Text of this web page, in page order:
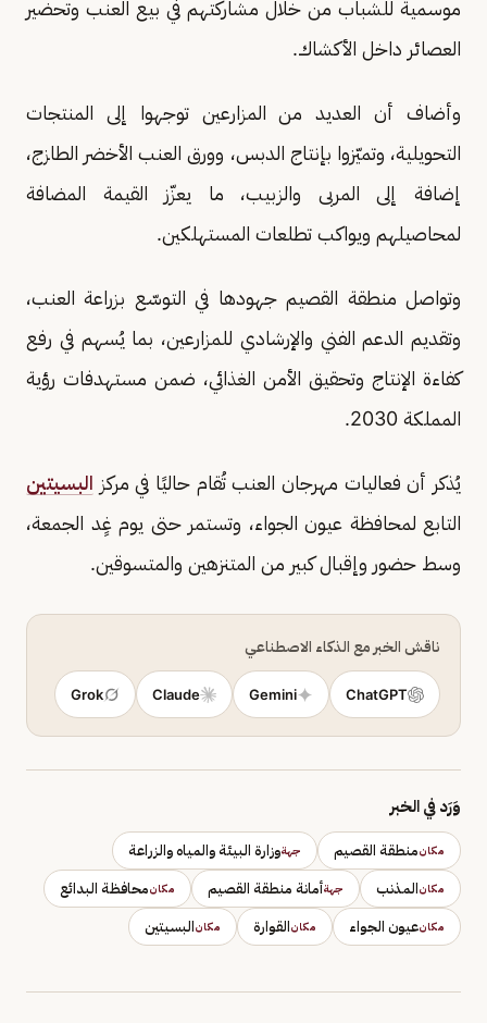
موسمية للشباب من خلال مشاركتهم في بيع العنب وتحضير
العصائر داخل الأكشاك.
وأضاف أن العديد من المزارعين توجهوا إلى المنتجات
التحويلية، وتميّزوا بإنتاج الدبس، وورق العنب الأخضر الطازج،
إضافة إلى المربى والزبيب، ما يعزّز القيمة المضافة
لمحاصيلهم ويواكب تطلعات المستهلكين.
وتواصل منطقة القصيم جهودها في التوسّع بزراعة العنب،
وتقديم الدعم الفني والإرشادي للمزارعين، بما يُسهم في رفع
كفاءة الإنتاج وتحقيق الأمن الغذائي، ضمن مستهدفات رؤية
المملكة 2030.
يُذكر أن فعاليات مهرجان العنب تُقام حاليًا في مركز البسيتين
التابع لمحافظة عيون الجواء، وتستمر حتى يوم غٍد الجمعة،
وسط حضور وإقبال كبير من المتنزهين والمتسوقين.
ناقش الخبر مع الذكاء الاصطناعي
ChatGPT
Gemini
Claude
Grok
وَرَد في الخبر
مكانمنطقة القصيم جهةوزارة البيئة والمياه والزراعة
مكانالمذنب جهةأمانة منطقة القصيم مكانمحافظة البدائع
مكانعيون الجواء مكانالقوارة مكانالبسيتين